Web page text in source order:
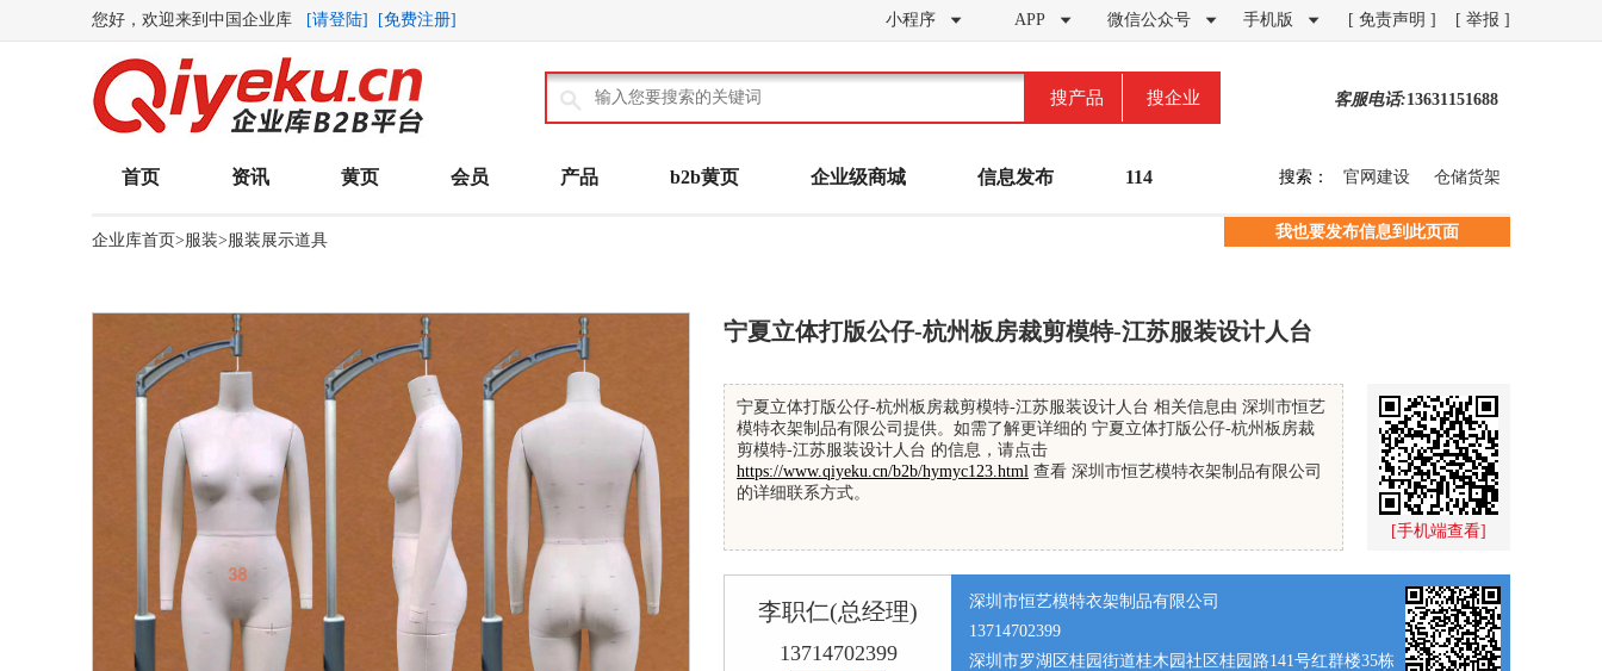
您好，欢迎来到中国企业库 [请登陆] [免费注册] 小程序  APP  微信公众号  手机版  [ 免责声明 ] [ 举报 ]
 搜产品 搜企业 客服电话:13631151688
首页 资讯 黄页 会员 产品 b2b黄页 企业级商城 信息发布 114 搜索： 官网建设 仓储货架
企业库首页>服装>服装展示道具 我也要发布信息到此页面
宁夏立体打版公仔-杭州板房裁剪模特-江苏服装设计人台
宁夏立体打版公仔-杭州板房裁剪模特-江苏服装设计人台 相关信息由 深圳市恒艺
模特衣架制品有限公司提供。如需了解更详细的 宁夏立体打版公仔-杭州板房裁
剪模特-江苏服装设计人台 的信息，请点击
https://www.qiyeku.cn/b2b/hymyc123.html 查看 深圳市恒艺模特衣架制品有限公司
的详细联系方式。
[手机端查看]
李职仁(总经理)
13714702399
深圳市恒艺模特衣架制品有限公司
13714702399
深圳市罗湖区桂园街道桂木园社区桂园路141号红群楼35栋